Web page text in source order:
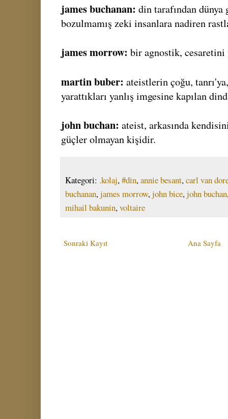
james buchanan: din tarafından dünya
bozulmamış zeki insanlara nadiren
james morrow: bir agnostik,
martin buber: ateistlerin çoğu,
yarattıkları yanlış imgesine kapılan
john buchan: ateist, arkasında
güçler olmayan kişidir.
Kategori: .kolaj,#din,annie besant,carl van
buchanan,james morrow,john bice,john buchan
mihail bakunin,voltaire
Sonraki Kayıt Ana Sayfa